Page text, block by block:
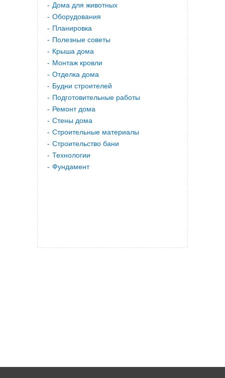
Дома для животных
Оборудования
Планировка
Полезные советы
Крыша дома
Монтаж кровли
Отделка дома
Будни строителей
Подготовительные работы
Ремонт дома
Стены дома
Строительные материалы
Строительство бани
Технологии
Фундамент